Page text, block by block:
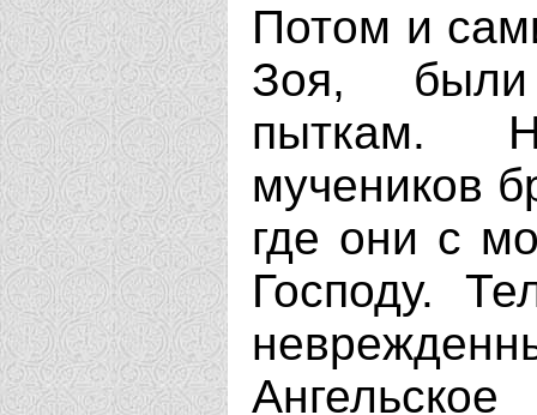
Потом и
Зоя, были
пыткам.
мучеников
где они с
Господу.